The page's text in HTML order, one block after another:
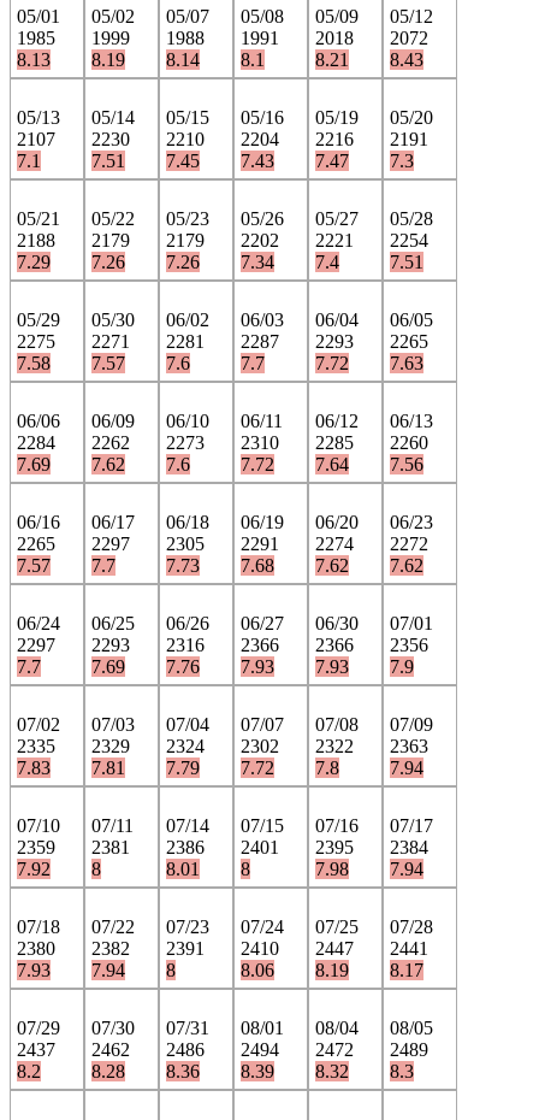
05/01
1985
8.13
05/02
1999
8.19
05/07
1988
8.14
05/08
1991
8.1
05/09
2018
8.21
05/12
2072
8.43
05/13
2107
7.1
05/14
2230
7.51
05/15
2210
7.45
05/16
2204
7.43
05/19
2216
7.47
05/20
2191
7.3
05/21
2188
7.29
05/22
2179
7.26
05/23
2179
7.26
05/26
2202
7.34
05/27
2221
7.4
05/28
2254
7.51
05/29
2275
7.58
05/30
2271
7.57
06/02
2281
7.6
06/03
2287
7.7
06/04
2293
7.72
06/05
2265
7.63
06/06
2284
7.69
06/09
2262
7.62
06/10
2273
7.6
06/11
2310
7.72
06/12
2285
7.64
06/13
2260
7.56
06/16
2265
7.57
06/17
2297
7.7
06/18
2305
7.73
06/19
2291
7.68
06/20
2274
7.62
06/23
2272
7.62
06/24
2297
7.7
06/25
2293
7.69
06/26
2316
7.76
06/27
2366
7.93
06/30
2366
7.93
07/01
2356
7.9
07/02
2335
7.83
07/03
2329
7.81
07/04
2324
7.79
07/07
2302
7.72
07/08
2322
7.8
07/09
2363
7.94
07/10
2359
7.92
07/11
2381
8
07/14
2386
8.01
07/15
2401
8
07/16
2395
7.98
07/17
2384
7.94
07/18
2380
7.93
07/22
2382
7.94
07/23
2391
8
07/24
2410
8.06
07/25
2447
8.19
07/28
2441
8.17
07/29
2437
8.2
07/30
2462
8.28
07/31
2486
8.36
08/01
2494
8.39
08/04
2472
8.32
08/05
2489
8.3